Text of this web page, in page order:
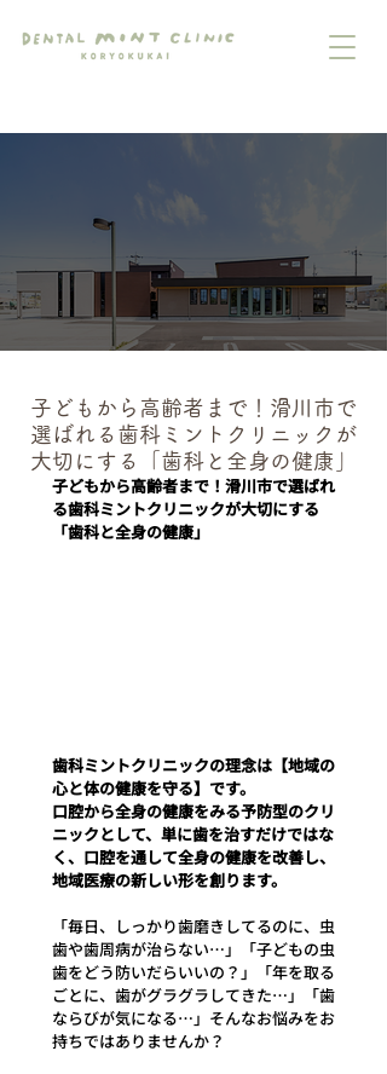
子どもから高齢者まで！滑川市で
選ばれる歯科ミントクリニックが
大切にする「歯科と全身の健康」
子どもから高齢者まで！滑川市で選ばれ
る歯科ミントクリニックが大切にする
「歯科と全身の健康」
歯科ミントクリニックの理念は【地域の
心と体の健康を守る】です。
口腔から全身の健康をみる予防型のクリ
ニックとして、単に歯を治すだけではな
く、口腔を通して全身の健康を改善し、
地域医療の新しい形を創ります。
「毎日、しっかり歯磨きしてるのに、虫
歯や歯周病が治らない…」「子どもの虫
歯をどう防いだらいいの？」「年を取る
ごとに、歯がグラグラしてきた…」「歯
ならびが気になる…」そんなお悩みをお
持ちではありませんか？